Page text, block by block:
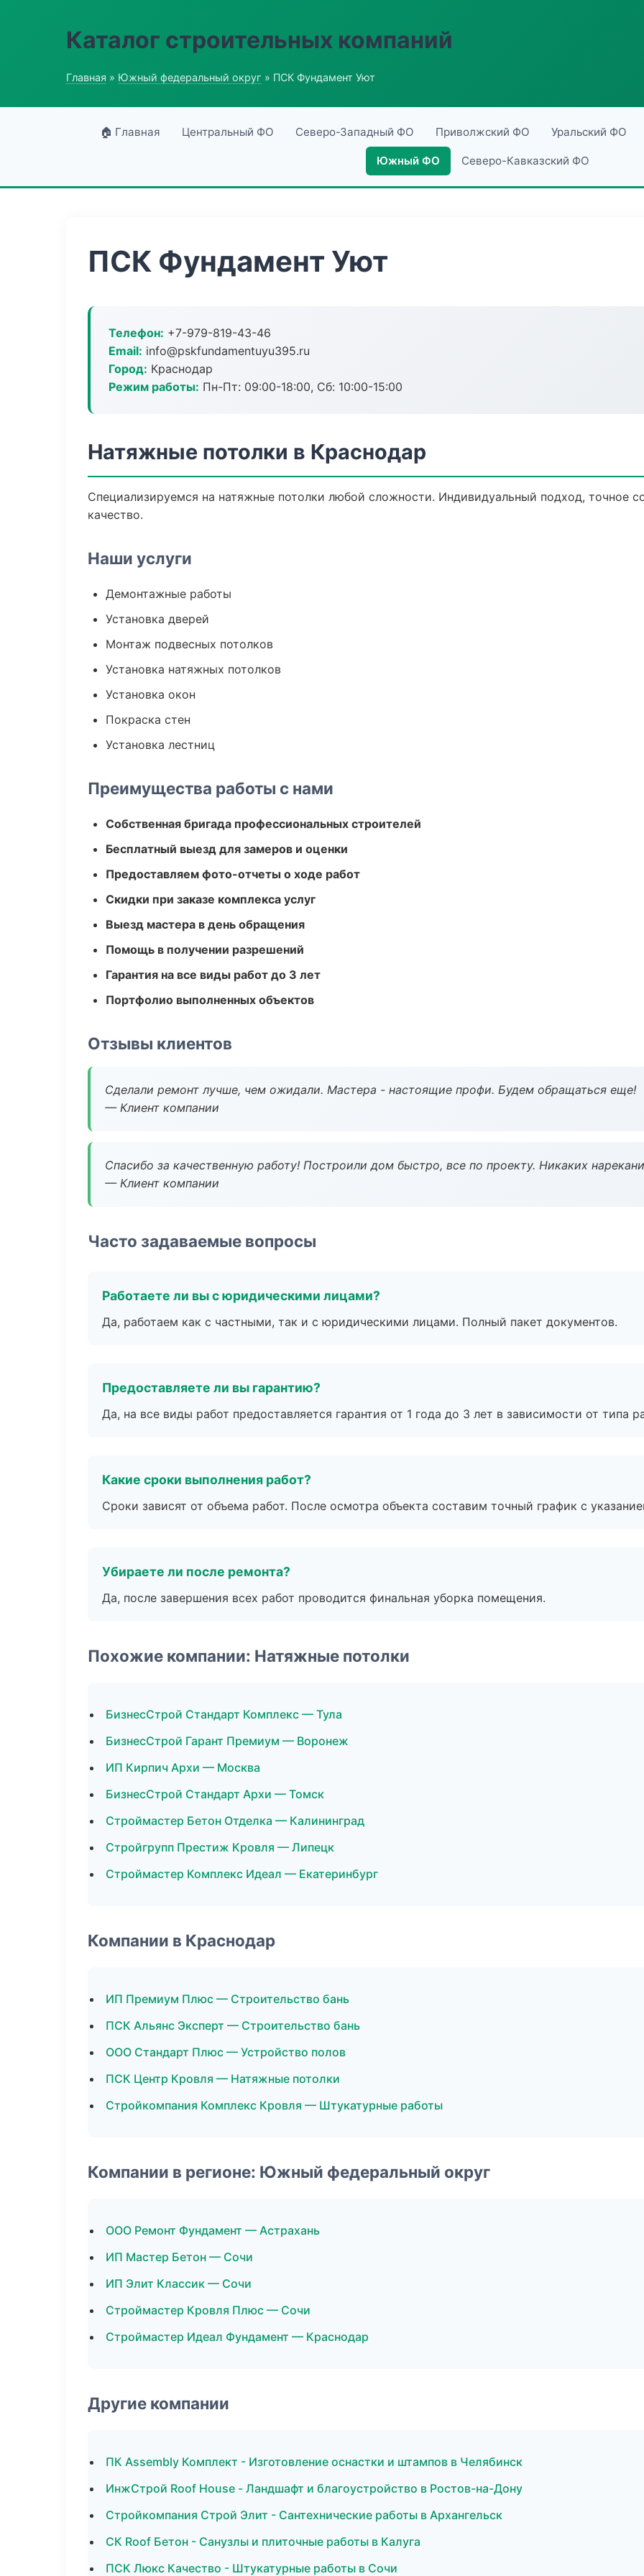
Каталог строительных компаний
Главная » Южный федеральный округ » ПСК Фундамент Уют
🏠 Главная Центральный ФО Северо-Западный ФО Приволжский ФО Уральский ФО
Южный ФО Северо-Кавказский ФО
ПСК Фундамент Уют
Телефон: +7-979-819-43-46
Email: info@pskfundamentuyu395.ru
Город: Краснодар
Режим работы: Пн-Пт: 09:00-18:00, Сб: 10:00-15:00
Натяжные потолки в Краснодар
Специализируемся на натяжные потолки любой сложности. Индивидуальный подход, точное
качество.
Наши услуги
Демонтажные работы
Установка дверей
Монтаж подвесных потолков
Установка натяжных потолков
Установка окон
Покраска стен
Установка лестниц
Преимущества работы с нами
Собственная бригада профессиональных строителей
Бесплатный выезд для замеров и оценки
Предоставляем фото-отчеты о ходе работ
Скидки при заказе комплекса услуг
Выезд мастера в день обращения
Помощь в получении разрешений
Гарантия на все виды работ до 3 лет
Портфолио выполненных объектов
Отзывы клиентов
Сделали ремонт лучше, чем ожидали. Мастера - настоящие профи. Будем обращаться еще!
— Клиент компании
Спасибо за качественную работу! Построили дом быстро, все по проекту. Никаких
— Клиент компании
Часто задаваемые вопросы
Работаете ли вы с юридическими лицами?
Да, работаем как с частными, так и с юридическими лицами. Полный пакет документов.
Предоставляете ли вы гарантию?
Да, на все виды работ предоставляется гарантия от 1 года до 3 лет в зависимости от типа
Какие сроки выполнения работ?
Сроки зависят от объема работ. После осмотра объекта составим точный график с
Убираете ли после ремонта?
Да, после завершения всех работ проводится финальная уборка помещения.
Похожие компании: Натяжные потолки
БизнесСтрой Стандарт Комплекс — Тула
БизнесСтрой Гарант Премиум — Воронеж
ИП Кирпич Архи — Москва
БизнесСтрой Стандарт Архи — Томск
Строймастер Бетон Отделка — Калининград
Стройгрупп Престиж Кровля — Липецк
Строймастер Комплекс Идеал — Екатеринбург
Компании в Краснодар
ИП Премиум Плюс — Строительство бань
ПСК Альянс Эксперт — Строительство бань
ООО Стандарт Плюс — Устройство полов
ПСК Центр Кровля — Натяжные потолки
Стройкомпания Комплекс Кровля — Штукатурные работы
Компании в регионе: Южный федеральный округ
ООО Ремонт Фундамент — Астрахань
ИП Мастер Бетон — Сочи
ИП Элит Классик — Сочи
Строймастер Кровля Плюс — Сочи
Строймастер Идеал Фундамент — Краснодар
Другие компании
ПК Assembly Комплект - Изготовление оснастки и штампов в Челябинск
ИнжСтрой Roof House - Ландшафт и благоустройство в Ростов-на-Дону
Стройкомпания Строй Элит - Сантехнические работы в Архангельск
СК Roof Бетон - Санузлы и плиточные работы в Калуга
ПСК Люкс Качество - Штукатурные работы в Сочи